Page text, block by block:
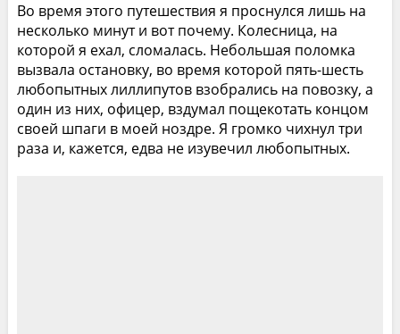
Во время этого путешествия я проснулся лишь на
несколько минут и вот почему. Колесница, на
которой я ехал, сломалась. Небольшая поломка
вызвала остановку, во время которой пять-шесть
любопытных лиллипутов взобрались на повозку, а
один из них, офицер, вздумал пощекотать концом
своей шпаги в моей ноздре. Я громко чихнул три
раза и, кажется, едва не изувечил любопытных.